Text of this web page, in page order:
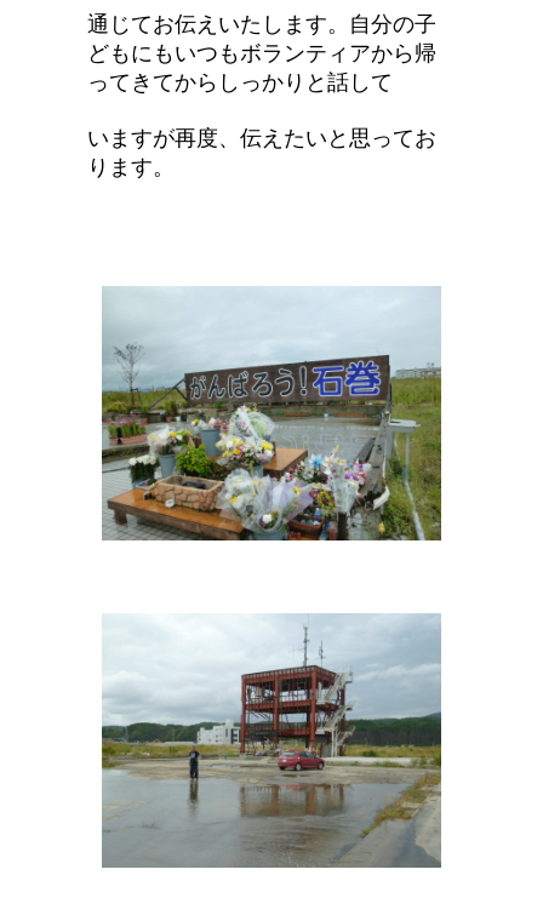
通じてお伝えいたします。自分の子
どもにもいつもボランティアから帰
ってきてからしっかりと話して
いますが再度、伝えたいと思ってお
ります。